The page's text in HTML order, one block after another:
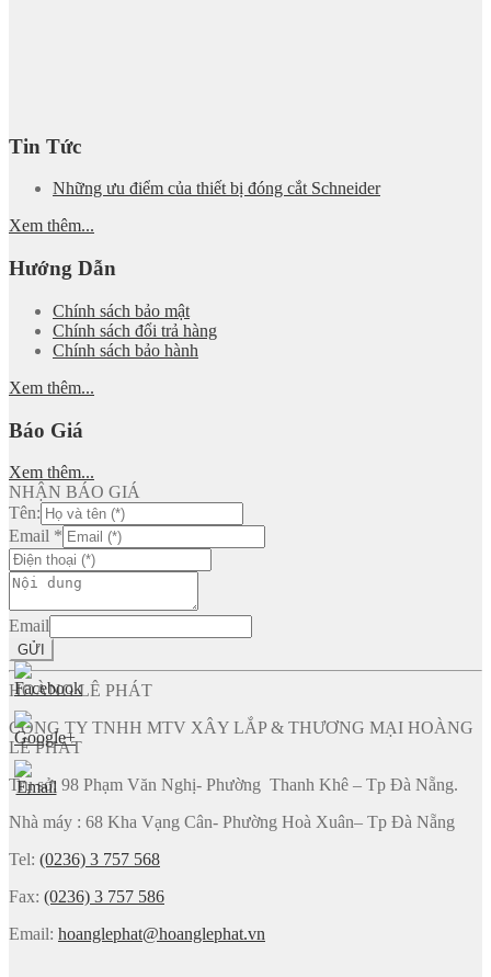
Tin Tức
Những ưu điểm của thiết bị đóng cắt Schneider
Xem thêm...
Hướng Dẫn
Chính sách bảo mật
Chính sách đổi trả hàng
Chính sách bảo hành
Xem thêm...
Báo Giá
Xem thêm...
NHẬN BÁO GIÁ
Tên:
Email *
Email
GỬI
HOÀNG LÊ PHÁT
CÔNG TY TNHH MTV XÂY LẮP & THƯƠNG MẠI HOÀNG
LÊ PHÁT
Trụ sở: 98 Phạm Văn Nghị- Phường Thanh Khê – Tp Đà Nẵng.
Nhà máy : 68 Kha Vạng Cân- Phường Hoà Xuân– Tp Đà Nẵng
Tel: (0236) 3 757 568
Fax: (0236) 3 757 586
Email: hoanglephat@hoanglephat.vn